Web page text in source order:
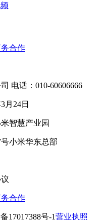
合作
电话：010-60606666
月24日
智慧产业园
小米华东总部
合作
17017388号-1营业执照